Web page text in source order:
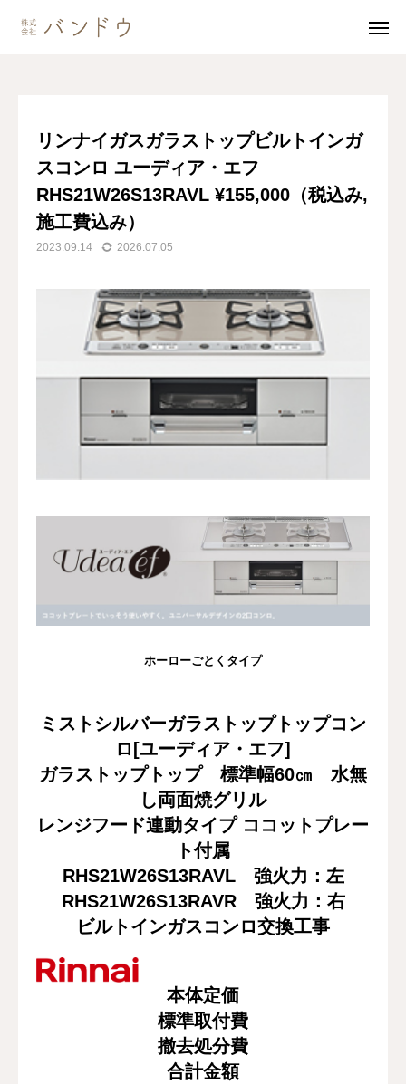
ブログ リンナイガスガラストップビルトインガスコンロ ユーディア・エフRHS21W26S13RAVL ¥155,000（税込み,施工費込み）
リンナイガスガラストップビルトインガ
スコンロ ユーディア・エフ
RHS21W26S13RAVL ¥155,000（税込み,
施工費込み）
2023.09.14 2026.07.05
ホーローごとくタイプ
ミストシルバーガラストップトップコン
ロ[ユーディア・エフ]
ガラストップトップ 標準幅60㎝ 水無
し両面焼グリル
レンジフード連動タイプ ココットプレー
ト付属
RHS21W26S13RAVL
強火力：左
RHS21W26S13RAVR
強火力：右
ビルトインガスコンロ交換工事
本体定価
標準取付費
撤去処分費
合計金額
施工風景
事業内容
修理・配管洗浄
おすすめ商品